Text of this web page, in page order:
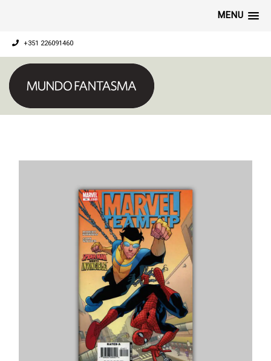
MENU
+351 226091460